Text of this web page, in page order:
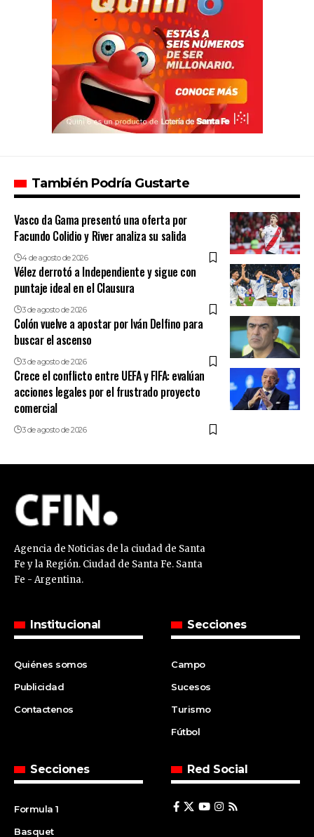
También Podría Gustarte
Vasco da Gama presentó una oferta por
Facundo Colidio y River analiza su salida
4 de agosto de 2026
Vélez derrotó a Independiente y sigue con
puntaje ideal en el Clausura
3 de agosto de 2026
Colón vuelve a apostar por Iván Delfino para
buscar el ascenso
3 de agosto de 2026
Crece el conflicto entre UEFA y FIFA: evalúan
acciones legales por el frustrado proyecto
comercial
3 de agosto de 2026
Agencia de Noticias de la ciudad de Santa
Fe y la Región. Ciudad de Santa Fe. Santa
Fe - Argentina.
Institucional
Quiénes somos
Publicidad
Contactenos
Secciones
Campo
Sucesos
Turismo
Fútbol
Secciones
Formula 1
Basquet
Red Social